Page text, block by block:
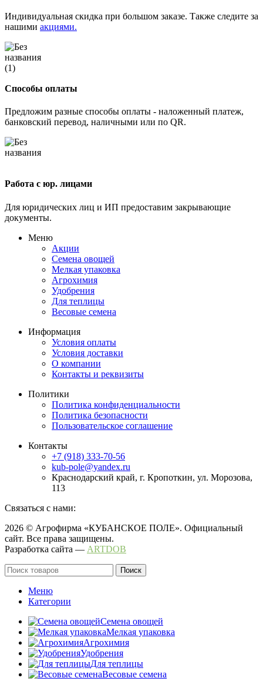
Индивидуальная скидка при большом заказе. Также следите за
нашими акциями.
Способы оплаты
Предложим разные способы оплаты - наложенный платеж,
банковский перевод, наличными или по QR.
Работа с юр. лицами
Для юридических лиц и ИП предоставим закрывающие
документы.
Меню
Акции
Семена овощей
Мелкая упаковка
Агрохимия
Удобрения
Для теплицы
Весовые семена
Информация
Условия оплаты
Условия доставки
О компании
Контакты и реквизиты
Политики
Политика конфиденциальности
Политика безопасности
Пользовательское соглашение
Контакты
+7 (918) 333-70-56
kub-pole@yandex.ru
Краснодарский край, г. Кропоткин, ул. Морозова,
113
Связаться с нами:
2026 © Агрофирма «КУБАНСКОЕ ПОЛЕ». Официальный
сайт. Все права защищены.
Разработка сайта — ARTDOB
Поиск
Меню
Категории
Семена овощей
Мелкая упаковка
Агрохимия
Удобрения
Для теплицы
Весовые семена